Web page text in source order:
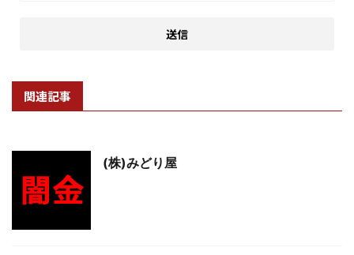
関連記事
(株)みどり屋